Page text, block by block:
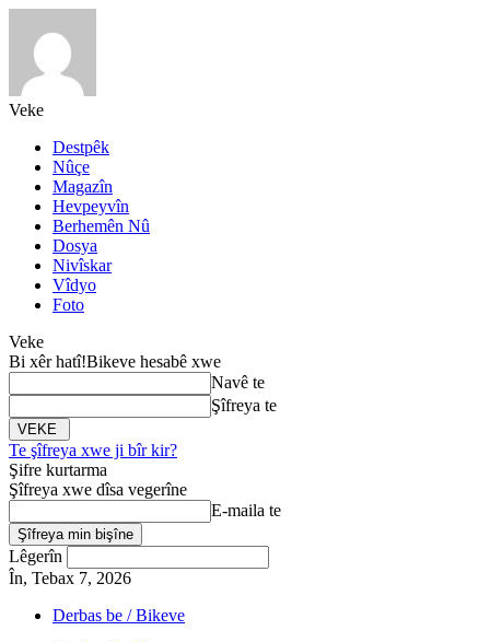
Veke
Destpêk
Nûçe
Magazîn
Hevpeyvîn
Berhemên Nû
Dosya
Nivîskar
Vîdyo
Foto
Veke
Bi xêr hatî!Bikeve hesabê xwe
Navê te
Şîfreya te
Te şîfreya xwe ji bîr kir?
Şifre kurtarma
Şîfreya xwe dîsa vegerîne
E-maila te
Lêgerîn
În, Tebax 7, 2026
Derbas be / Bikeve